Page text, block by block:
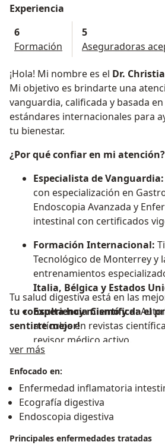
Experiencia
6
Formación
5
Aseguradoras
¡Hola! Mi nombre es el Dr.
Mi objetivo es brindarte una
vanguardia, calificada y basada
estándares internacionales para
tu bienestar.
¿Por qué confiar en mi atención?
Especialista de Vanguardia:
con especialización en
Endoscopia Avanzada y
intestinal con certificados
Formación Internacional:
Tecnológico de Monterrey y
entrenamientos
Italia, Bélgica y Estados
Experiencia Científica:
artículos en revistas
revisor médico activo.
bilingüe (inglés/español) y
pacientes de diversos
Tu salud digestiva está en las
tu consulta hoy mismo y da el
sentirte mejor!
ver más
Enfocado en:
Enfermedad inflamatoria
Ecografía digestiva
Endoscopia digestiva
Principales enfermedades tratadas